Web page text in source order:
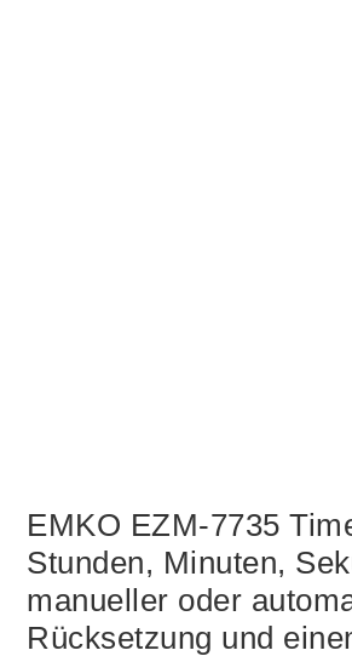
EMKO EZM-7735
Stunden, Minuten,
manueller oder
Rücksetzung und